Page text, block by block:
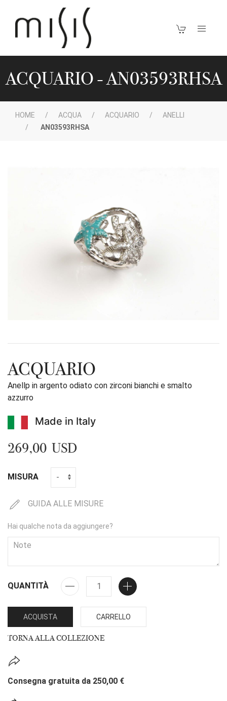
ACQUARIO - AN03593RHSA
HOME ACQUA ACQUARIO
ANELLI
AN03593RHSA
ACQUARIO
Anellp in argento odiato con zirconi bianchi e smalto
azzurro
Made in Italy
269,00 USD
MISURA
GUIDA ALLE MISURE
Hai qualche nota da aggiungere?
QUANTITÀ
ACQUISTA CARRELLO
TORNA ALLA COLLEZIONE
Consegna gratuita da 250,00 €